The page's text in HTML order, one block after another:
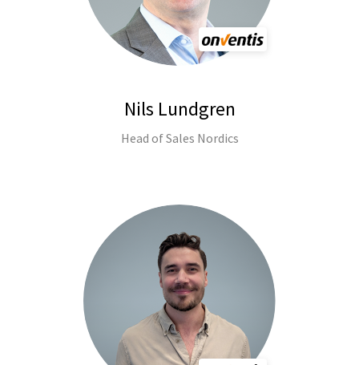
Telefoonnummer
Ik wil mij inschrijven voor de Onventis
Nils Lundgren
Head of Sales Nordics